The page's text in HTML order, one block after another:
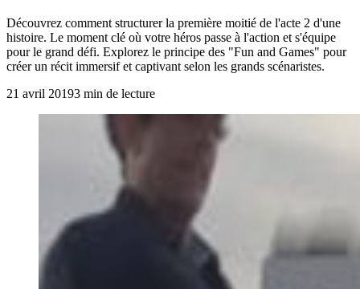
Découvrez comment structurer la première moitié de l'acte 2 d'une
histoire. Le moment clé où votre héros passe à l'action et s'équipe
pour le grand défi. Explorez le principe des "Fun and Games" pour
créer un récit immersif et captivant selon les grands scénaristes.
21 avril 20193 min de lecture